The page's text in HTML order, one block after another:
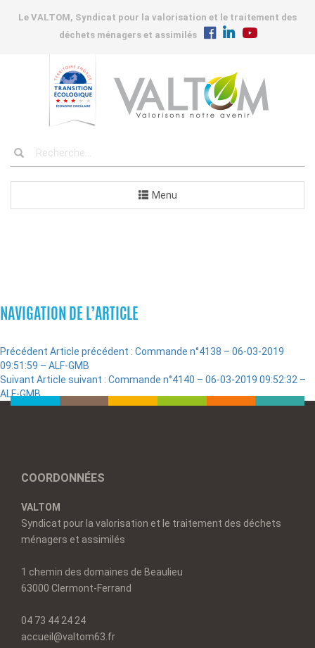
Le VALTOM, Syndicat pour la valorisation et le traitement des
déchets ménagers et assimilés
Menu
NAVIGATION DE L’ARTICLE
Précédent Article précédent : Commande n°4138 – 06-03-2019
09:51:59 – ALF-GMB
Suivant Article suivant : Commande n°4140 – 06-03-2019 09:52:32 –
ALF-GMB
COORDONNÉES
VALTOM
Syndicat pour la valorisation et le traitement des déchets
ménagers et assimilés
1 chemin des domaines de Beaulieu
63000 Clermont-Ferrand
04 73 44 24 24
accueil@valtom63.fr